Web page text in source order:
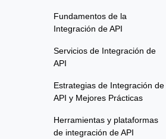
Fundamentos de la
Integración de API
Servicios de Integración de
API
Estrategias de Integración de
API y Mejores Prácticas
Herramientas y plataformas
de integración de API